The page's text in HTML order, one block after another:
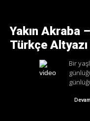
Yakın Akraba
Türkçe
Bir